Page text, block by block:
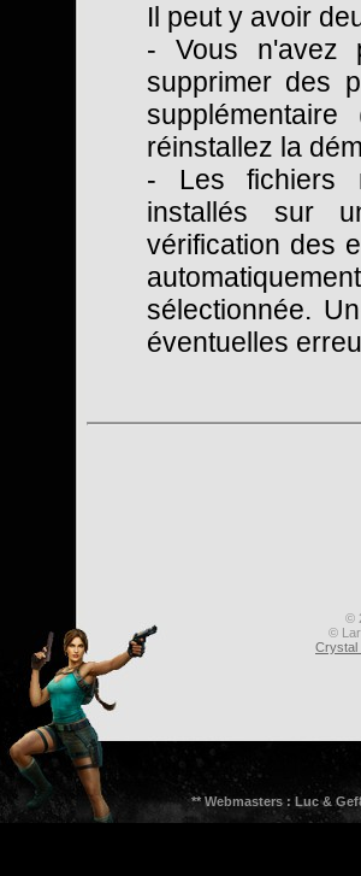
Il peut y avoir
- Vous n'avez
supprimer des
réinstallez la
- Les fichiers
installés sur
vérification des
sélectionnée.
éventuelles
©
©
Crystal
** Webmasters : Luc &